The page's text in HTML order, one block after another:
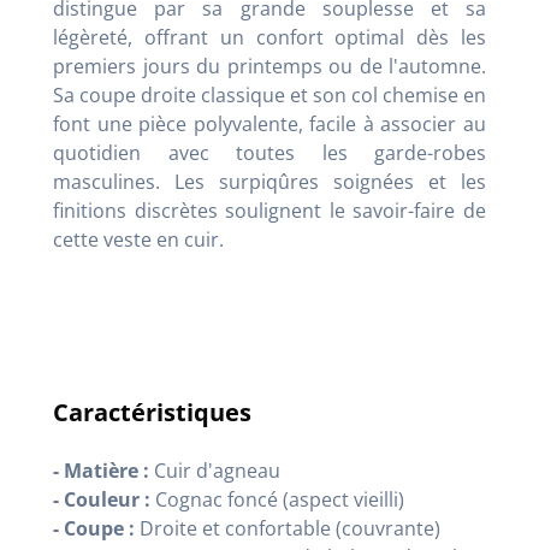
distingue par sa grande souplesse et sa
légèreté, offrant un confort optimal dès les
premiers jours du printemps ou de l'automne.
Sa coupe droite classique et son col chemise en
font une pièce polyvalente, facile à associer au
quotidien avec toutes les garde-robes
masculines. Les surpiqûres soignées et les
finitions discrètes soulignent le savoir-faire de
cette veste en cuir.
Caractéristiques
- Matière : Cuir d'agneau
- Couleur : Cognac foncé (aspect vieilli)
- Coupe : Droite et confortable (couvrante)